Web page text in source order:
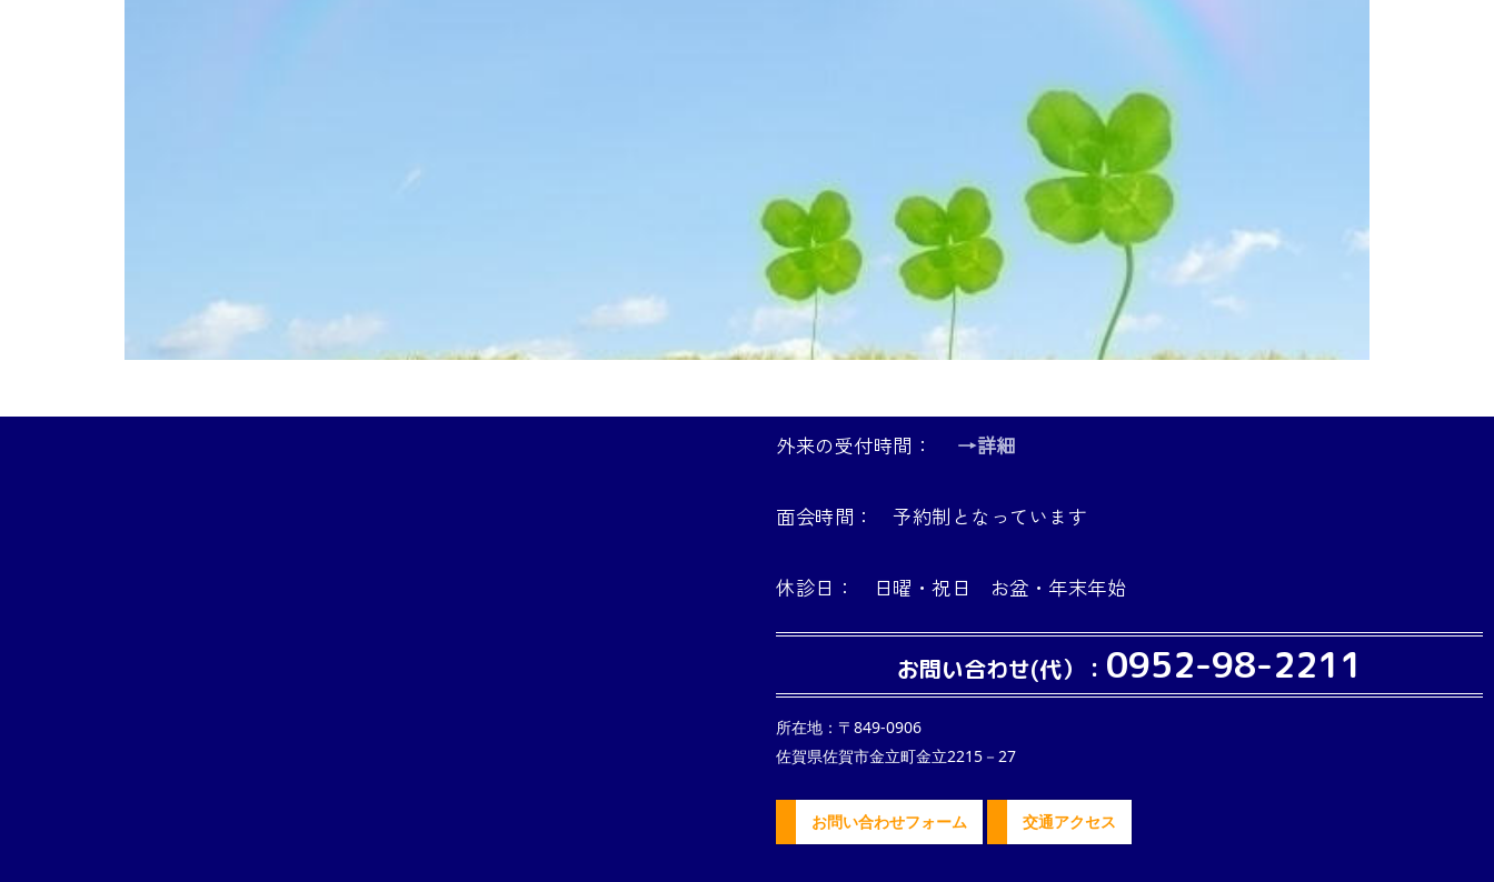
外来の受付時間： →詳細
面会時間： 予約制となっています
休診日： 日曜・祝日 お盆・年末年始
お問い合わせ(代）： 0952-98-2211
所在地：〒849-0906
佐賀県佐賀市金立町金立2215－27
お問い合わせフォーム 交通アクセス